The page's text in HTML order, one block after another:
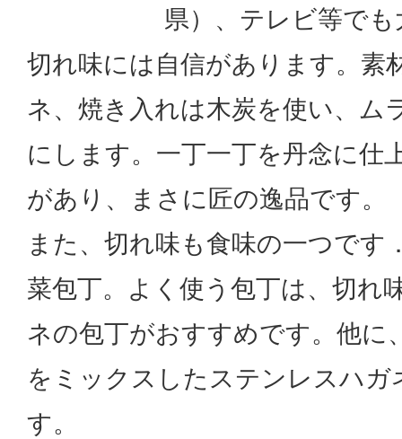
県）、テレビ等で
切れ味には自信があります。素
ネ、焼き入れは木炭を使い、ム
にします。一丁一丁を丹念に仕
があり、まさに匠の逸品です。
また、切れ味も食味の一つです
菜包丁。よく使う包丁は、切れ
ネの包丁がおすすめです。他に
をミックスしたステンレスハガ
す。